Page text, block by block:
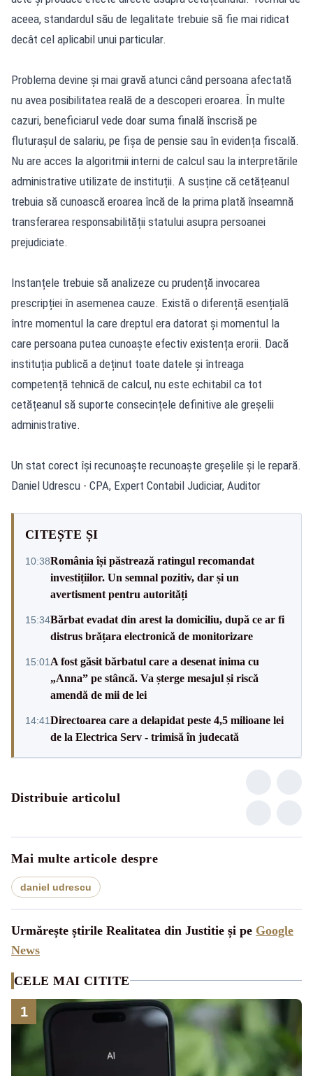
aceea, standardul său de legalitate trebuie să fie mai ridicat
decât cel aplicabil unui particular.
Problema devine și mai gravă atunci când persoana afectată
nu avea posibilitatea reală de a descoperi eroarea. În multe
cazuri, beneficiarul vede doar suma finală înscrisă pe
fluturașul de salariu, pe fișa de pensie sau în evidența fiscală.
Nu are acces la algoritmii interni de calcul sau la interpretările
administrative utilizate de instituții. A susține că cetățeanul
trebuia să cunoască eroarea încă de la prima plată înseamnă
transferarea responsabilității statului asupra persoanei
prejudiciate.
Instanțele trebuie să analizeze cu prudență invocarea
prescripției în asemenea cauze. Există o diferență esențială
între momentul la care dreptul era datorat și momentul la
care persoana putea cunoaște efectiv existența erorii. Dacă
instituția publică a deținut toate datele și întreaga
competență tehnică de calcul, nu este echitabil ca tot
cetățeanul să suporte consecințele definitive ale greșelii
administrative.
Un stat corect își recunoaște recunoaște greșelile și le repară.
Daniel Udrescu - CPA, Expert Contabil Judiciar, Auditor
CITEȘTE ȘI
10:38România își păstrează ratingul recomandat
investițiilor. Un semnal pozitiv, dar și un
avertisment pentru autorități
15:34Bărbat evadat din arest la domiciliu, după ce ar fi
distrus brățara electronică de monitorizare
15:01 A fost găsit bărbatul care a desenat inima cu
„Anna” pe stâncă. Va șterge mesajul și riscă
amendă de mii de lei
14:41Directoarea care a delapidat peste 4,5 milioane lei
de la Electrica Serv - trimisă în judecată
Distribuie articolul
Mai multe articole despre
daniel udrescu
Urmărește știrile Realitatea din Justitie și pe Google
News
CELE MAI CITITE
1